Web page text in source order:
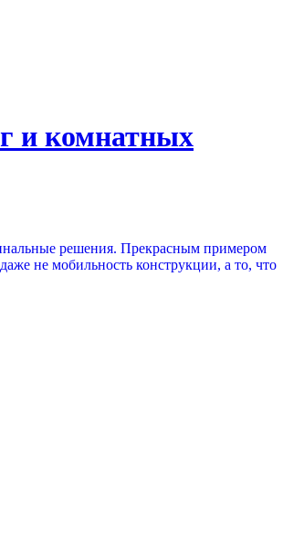
и комнатных
решения. Прекрасным примером
не мобильность конструкции, а то, что